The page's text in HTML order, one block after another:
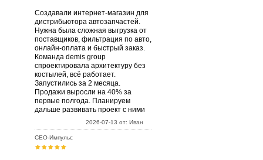
Создавали интернет-магазин для
дистрибьютора автозапчастей.
Нужна была сложная выгрузка от
поставщиков, фильтрация по авто,
онлайн-оплата и быстрый заказ.
Команда demis group
спроектировала архитектуру без
костылей, всё работает.
Запустились за 2 месяца.
Продажи выросли на 40% за
первые полгода. Планируем
дальше развивать проект с ними
2026-07-13 от: Иван
СЕО-Импульс